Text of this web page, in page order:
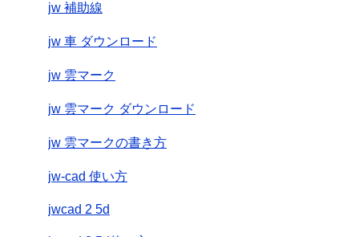
jw 補助線
jw 車 ダウンロード
jw 雲マーク
jw 雲マーク ダウンロード
jw 雲マークの書き方
jw-cad 使い方
jwcad 2 5d